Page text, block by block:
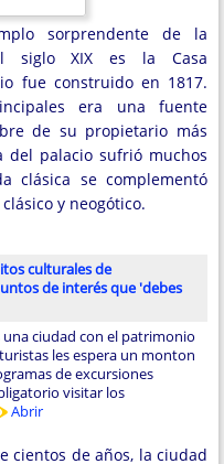
sorprendente de la
siglo XIX es la Casa
fue construido en 1817.
era una fuente
de su propietario más
del palacio sufrió muchos
clásica se complementó
y neogótico.
culturales de
de interés que 'debes
ciudad con el patrimonio
les espera un monton
de excursiones
visitar los
Abrir
cientos de años, la ciudad